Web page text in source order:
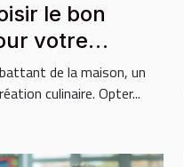
le bon
votre
de la maison, un
culinaire. Opter...